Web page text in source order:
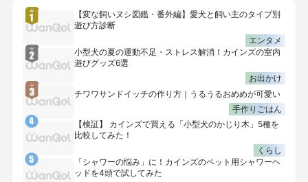
【変な飼いヌシ図鑑・番外編】愛犬と飼い主のタイプ別
遊び方診断
エンタメ
小型犬の夏の運動不足・ストレス解消！カインズの室内
遊びグッズ6選
お出かけ
チワワサンドイッチの作り方｜うるうるおめめが可愛い
手作りごはん
【検証】 カインズで買える「小型犬のかじり木」5種を
比較してみた！
くらし
「シャワーの悩み」に！カインズのペット用シャワーヘ
ッドを4頭で試してみた